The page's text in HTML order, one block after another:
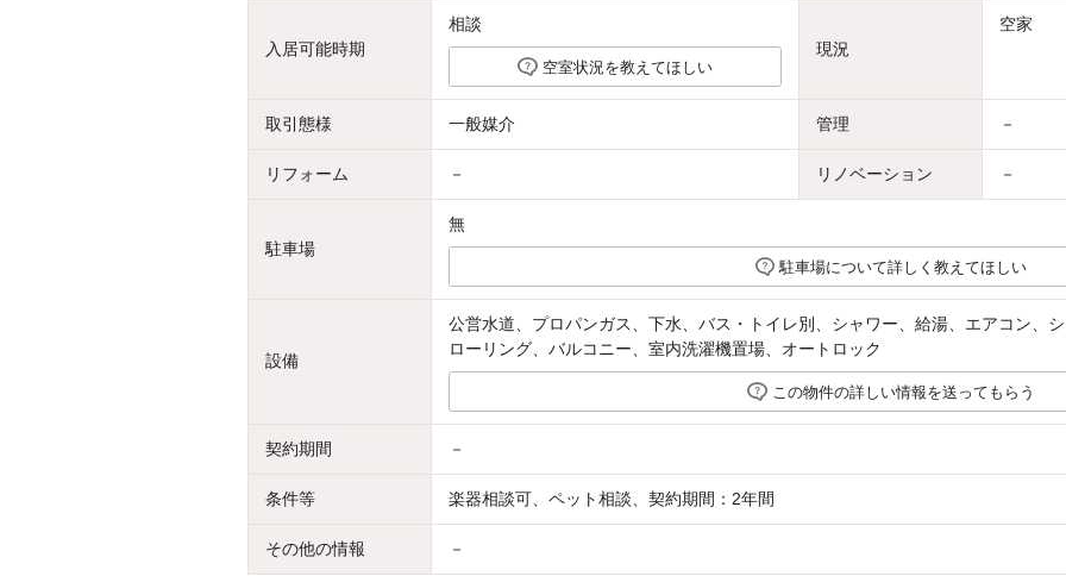
入居可能時期
相談
空室状況を教えてほしい
現況
空家
取引態様 一般媒介 管理 －
リフォーム － リノベーション －
駐車場
無
駐車場について詳しく教えてほしい
設備
公営水道、プロパンガス、下水、バス・トイレ別、シャワー、給湯、エアコン、
ローリング、バルコニー、室内洗濯機置場、オートロック
この物件の詳しい情報を送ってもらう
契約期間 －
条件等 楽器相談可、ペット相談、契約期間：2年間
その他の情報 －